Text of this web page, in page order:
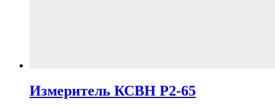
Измеритель КСВН Р2-65